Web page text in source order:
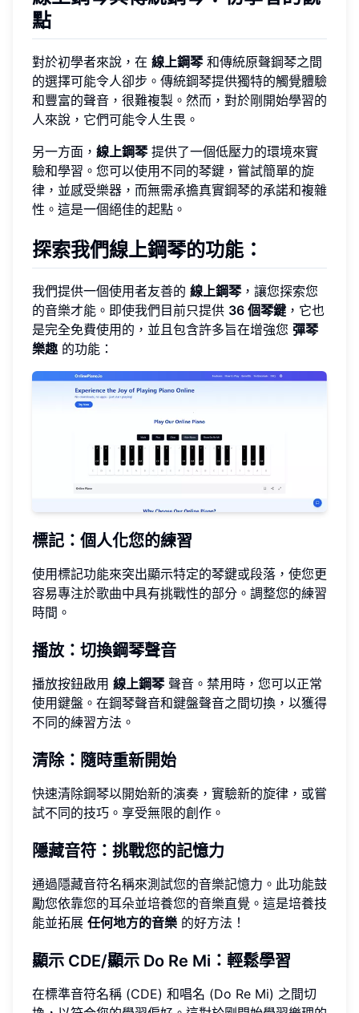
點
對於初學者來說，在 線上鋼琴和傳統原聲鋼琴之間
的選擇可能令人卻步。傳統鋼琴提供獨特的觸覺體驗
和豐富的聲音，很難複製。然而，對於剛開始學習的
人來說，它們可能令人生畏。
另一方面， 線上鋼琴提供了一個低壓力的環境來實
驗和學習。您可以使用不同的琴鍵，嘗試簡單的旋
律，並感受樂器，而無需承擔真實鋼琴的承諾和複雜
性。這是一個絕佳的起點。
探索我們線上鋼琴的功能：
我們提供一個使用者友善的 線上鋼琴，讓您探索您
的音樂才能。即使我們目前只提供 36 個琴鍵 ，它也
是完全免費使用的，並且包含許多旨在增強您 彈琴
樂趣的功能：
標記：個人化您的練習
使用標記功能來突出顯示特定的琴鍵或段落，使您更
容易專注於歌曲中具有挑戰性的部分。調整您的練習
時間。
播放：切換鋼琴聲音
播放按鈕啟用 線上鋼琴聲音。禁用時，您可以正常
使用鍵盤。在鋼琴聲音和鍵盤聲音之間切換，以獲得
不同的練習方法。
清除：隨時重新開始
快速清除鋼琴以開始新的演奏，實驗新的旋律，或嘗
試不同的技巧。享受無限的創作。
隱藏音符：挑戰您的記憶力
通過隱藏音符名稱來測試您的音樂記憶力。此功能鼓
勵您依靠您的耳朵並培養您的音樂直覺。這是培養技
能並拓展 任何地方的音樂 的好方法！
顯示 CDE/顯示 Do Re Mi：輕鬆學習
在標準音符名稱 (CDE) 和唱名 (Do Re Mi) 之間切